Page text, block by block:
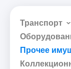
Транспорт
Прочее